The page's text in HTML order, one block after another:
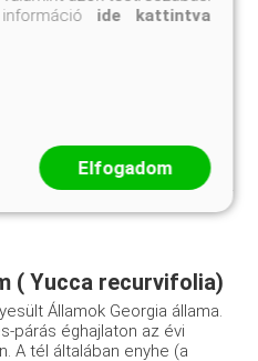
Dallas után ezer
alacsony kreozotcserjés
( Yucca recurvifolia)
Államok Georgia állama.
párás éghajlaton az évi
A tél általában enyhe (a
ide kattintva
Elfogadom